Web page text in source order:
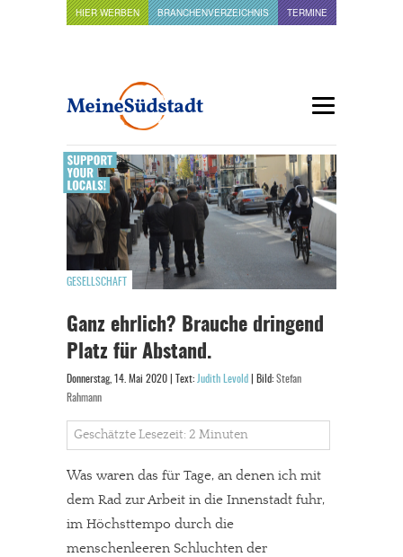
HIER WERBEN BRANCHENVERZEICHNIS TERMINE
GESELLSCHAFT
Ganz ehrlich? Brauche dringend
Platz für Abstand.
Donnerstag, 14. Mai 2020 | Text: Judith Levold | Bild: Stefan
Rahmann
Geschätzte Lesezeit: 2 Minuten
Was waren das für Tage, an denen ich mit
dem Rad zur Arbeit in die Innenstadt fuhr,
im Höchsttempo durch die
menschenleeren Schluchten der